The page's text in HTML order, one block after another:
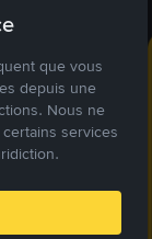
que vous
depuis une
Nous ne
services